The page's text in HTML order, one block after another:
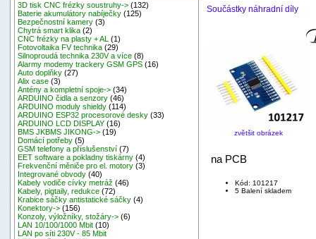
3D tisk CNC frézky soustruhy-> (132)
Baterie akumulátory nabíječky (125)
Bezpečnostní kamery (3)
Chytrá smart klika (2)
CNC frézky na plasty + AL
(1)
Fotovoltaika FV technika (29)
Silnoproudá technika 230V a více (8)
Alarmy modemy trackery GSM GPS (16)
Auto doplňky (27)
Alix case (3)
Antény a kompletní spoje-> (34)
ARDUINO čidla a senzory (46)
ARDUINO moduly shieldy (114)
ARDUINO ESP32 procesorové desky (33)
ARDUINO LCD DISPLAY (16)
BMS JKBMS JIKONG-> (19)
Domácí potřeby (5)
GSM telefony a příslušenství (7)
EET software a pokladny tiskárny (4)
Frekvenční měniče pro el. motory (3)
Integrované obvody (40)
Kabely vodiče cívky metráž (46)
Kabely, pigtaily, redukce (72)
Krabice sáčky antistatické sáčky (4)
Konektory-> (156)
Konzoly, výložníky, stožáry-> (6)
LAN 10/100/1000 Mbit (10)
LAN po síti 230V - 85 Mbit
Součástky náhradní díly
zvětšit obrázek
na PCB
Kód: 101217
5 Balení skladem